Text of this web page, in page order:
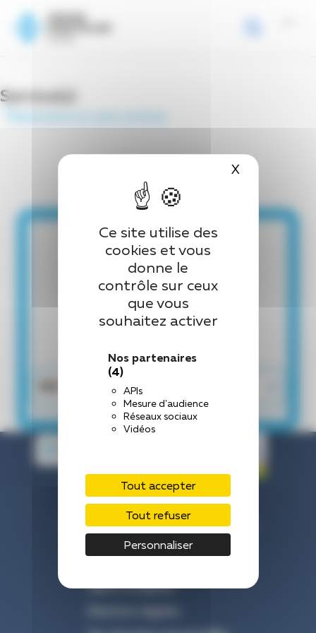
Panneau de gestion des cookies
Ce site utilise des
cookies et vous
donne le
contrôle sur ceux
que vous
souhaitez activer
Nos partenaires
(4)
APIs
Mesure d'audience
Réseaux sociaux
Vidéos
Tout accepter
Tout refuser
Personnaliser
XMasquer le
Page d’accueil
Dr QUINTIN Juliette
Service(s)
Centre Hospitalier de Laval
33 Rue du Haut Rocher, 53000 Laval
Nous contacter : 02 43 66 50 00
Venir à l’hôpital